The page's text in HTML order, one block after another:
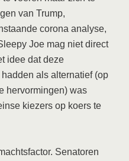
van Trump,
corona analyse,
Joe mag niet direct
idee dat deze
als alternatief (op
hervormingen) was
kiezers op koers te
Senatoren